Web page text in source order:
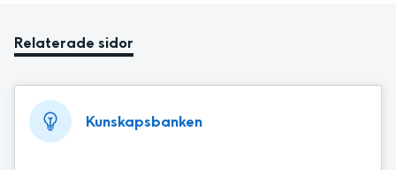
Relaterade sidor
Kunskapsbanken